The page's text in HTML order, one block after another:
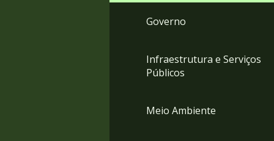
Governo
Infraestrutura e Serviços
Públicos
Meio Ambiente